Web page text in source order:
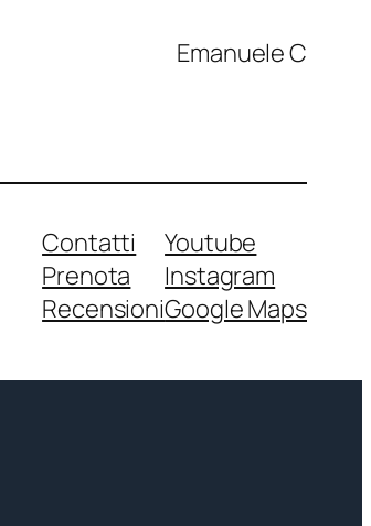
Emanuele C
Contatti
Prenota
Recensioni
Youtube
Instagram
Google Maps